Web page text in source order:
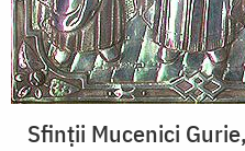
Sfinții Mucenici